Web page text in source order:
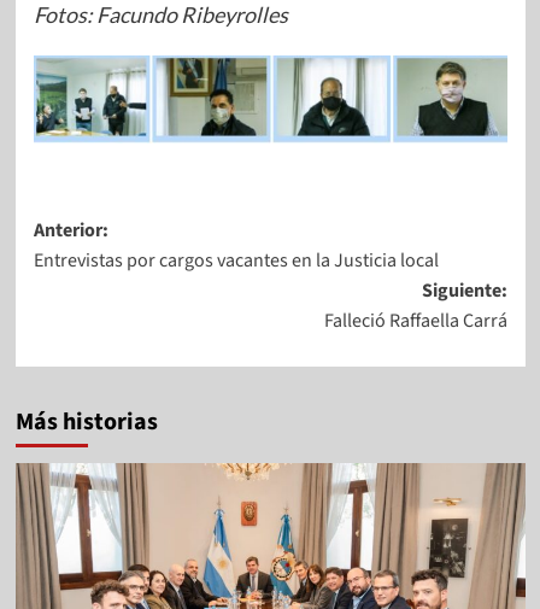
Fotos: Facundo Ribeyrolles
Anterior:
Entrevistas por cargos vacantes en la Justicia local
Siguiente:
Falleció Raffaella Carrá
Más historias